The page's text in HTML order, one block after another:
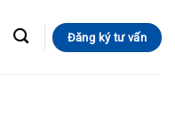
Đăng ký tư vấn